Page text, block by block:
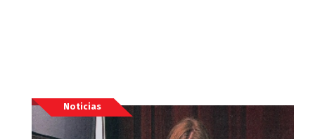
Noticias